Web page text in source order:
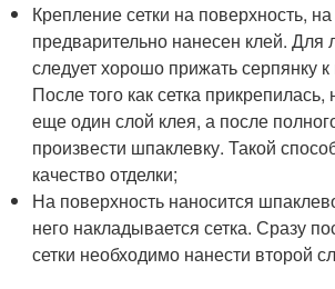
Крепление сетки на поверхность,
предварительно нанесен клей.
следует хорошо прижать серпянку к
После того как сетка
еще один слой клея, а после
произвести шпаклевку. Такой
качество отделки;
На поверхность наносится
него накладывается сетка. Сразу
сетки необходимо нанести второй